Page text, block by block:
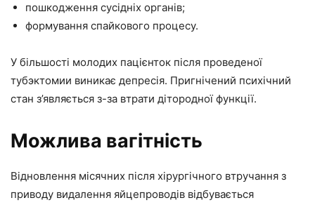
пошкодження сусідніх органів;
формування спайкового процесу.
У більшості молодих пацієнток після проведеної
тубэктомии виникає депресія. Пригнічений психічний
стан з’являється з-за втрати дітородної функції.
Можлива вагітність
Відновлення місячних після хірургічного втручання з
приводу видалення яйцепроводів відбувається